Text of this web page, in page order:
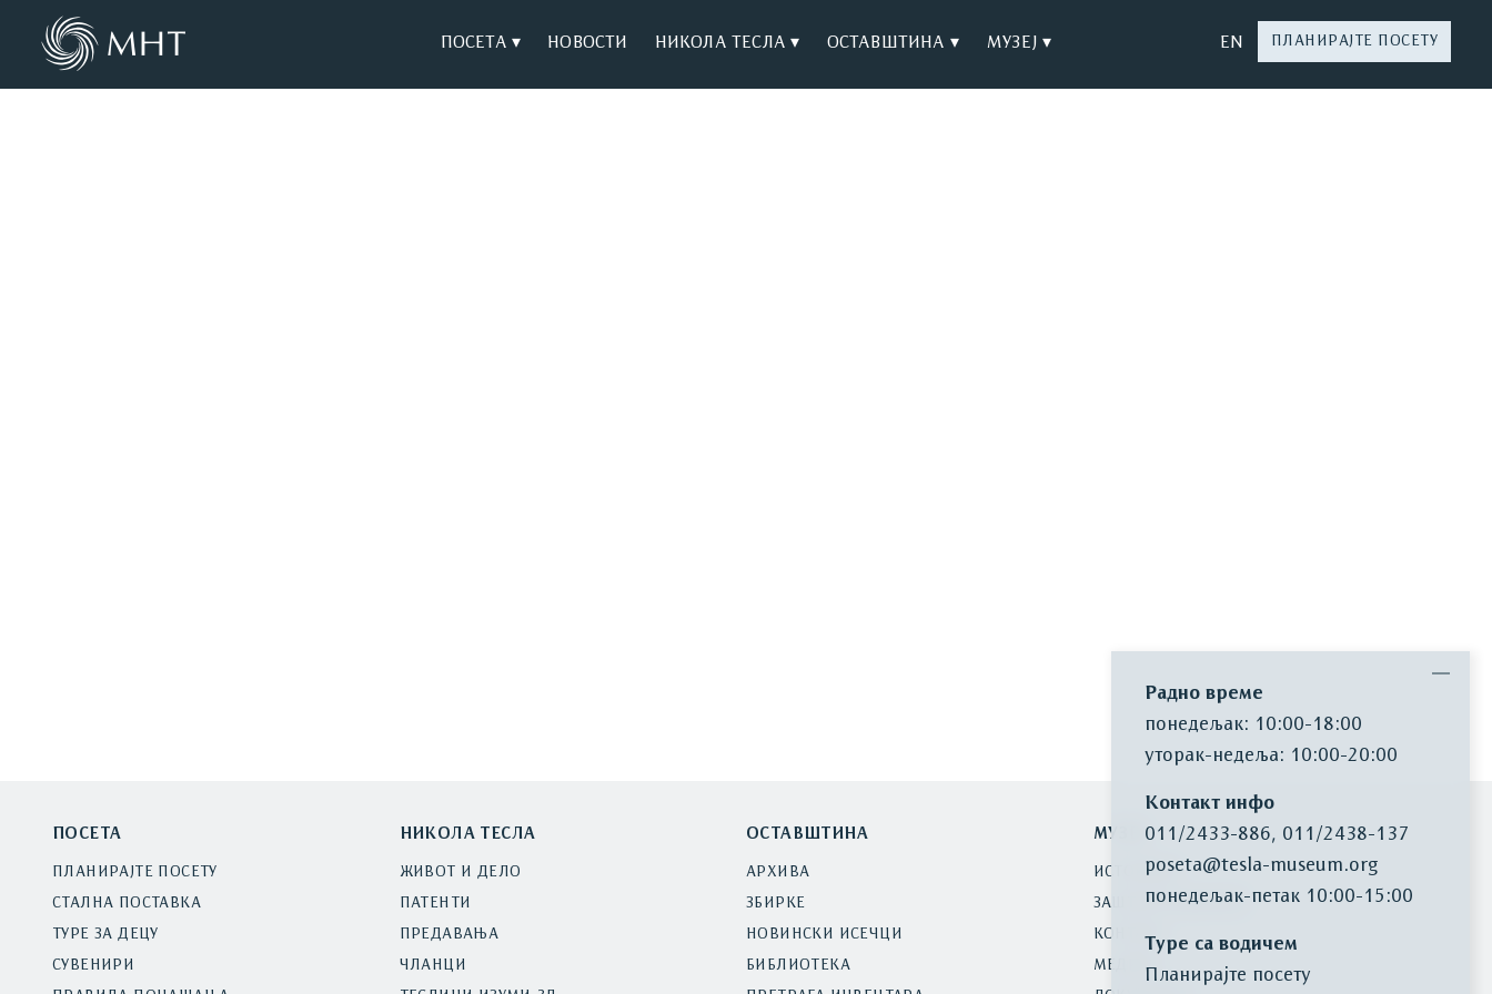
ПОСЕТА ▾ НОВОСТИ НИКОЛА ТЕСЛА ▾ ОСТАВШТИНА ▾ МУЗЕЈ ▾ EN ПЛАНИРАЈТЕ ПОСЕТУ
ПОСЕТА
ПЛАНИРАЈТЕ ПОСЕТУ
СТАЛНА ПОСТАВКА
ТУРЕ ЗА ДЕЦУ
СУВЕНИРИ
НИКОЛА ТЕСЛА
ЖИВОТ И ДЕЛО
ПАТЕНТИ
ПРЕДАВАЊА
ЧЛАНЦИ
ОСТАВШТИНА
АРХИВА
ЗБИРКЕ
НОВИНСКИ ИСЕЧЦИ
БИБЛИОТЕКА
МУЗЕЈ
ИСТОРИЈАТ
ЗАШТИТА БАШТИНЕ
КОНТАКТ
МЕДИЈИ
Радно време
понедељак: 10:00-18:00
уторак-недеља: 10:00-20:00
Контакт инфо
011/2433-886, 011/2438-137
poseta@tesla-museum.org
понедељaк-петак 10:00-15:00
Туре са водичем
Планирајте посету